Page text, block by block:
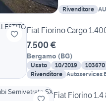
Rivenditore
Fiat Fiorino Cargo
7.500 €
Bergamo (BG)
Usato 10/2019 103670
Rivenditore Autoservices
Fiat Fiorino 1.4